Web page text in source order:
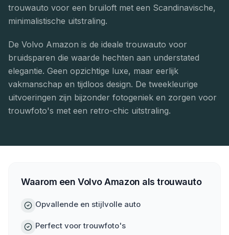
trouwauto voor een bruiloft met een Scandinavische,
minimalistische uitstraling.
De Volvo Amazon is de ideale trouwauto voor
bruidsparen die waarde hechten aan understated
elegantie. Geen opzichtige luxe, maar eerlijk
vakmanschap en tijdloos design. De tweekleurige
uitvoeringen zijn bijzonder fotogeniek en zorgen voor
trouwfoto's met een retro-chic uitstraling.
Waarom een Volvo Amazon als trouwauto
Opvallende en stijlvolle auto
Perfect voor trouwfoto's